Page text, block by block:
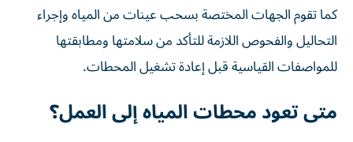
كما تقوم الجهات المختصة بسحب عينات من المياه وإجراء
التحاليل والفحوص اللازمة للتأكد من سلامتها ومطابقتها
للمواصفات القياسية قبل إعادة تشغيل المحطات.
متى تعود محطات المياه إلى العمل؟